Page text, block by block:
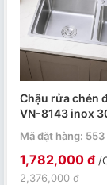
Chậu rửa chén
VN-8143 inox
Mã đặt hàng: 553
1,782,000 đ /
2,376,000 đ